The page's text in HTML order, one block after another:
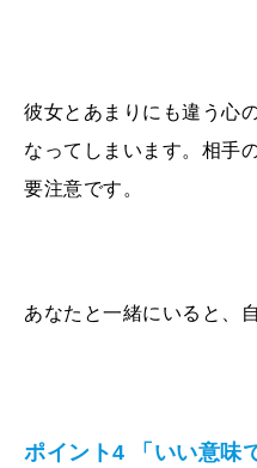
彼女とあまりにも違う心
なってしまいます。相手
要注意です。
あなたと一緒にいると、
ポイント4 「いい意味